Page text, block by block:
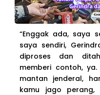
“Enggak ada, saya
saya sendiri,
diproses dan
memberi contoh,
mantan jenderal,
kamu jago